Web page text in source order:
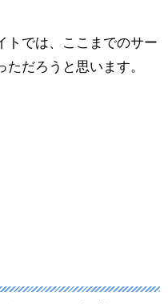
トでは、ここまでのサー
だろうと思います。